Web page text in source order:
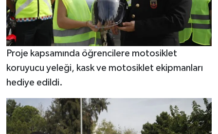
Proje kapsamında öğrencilere motosiklet
koruyucu yeleği, kask ve motosiklet ekipmanları
hediye edildi.